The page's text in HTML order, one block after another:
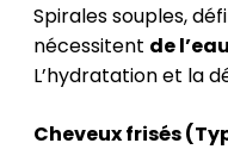
Spirales souples,
nécessitent de l’eau
L’hydratation et la
Cheveux frisés